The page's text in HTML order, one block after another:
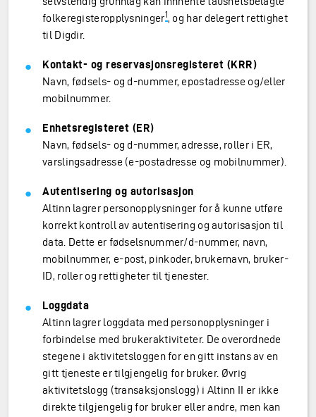
folkeregisteropplysninger1, og har delegert rettighet
til Digdir.
Kontakt- og reservasjonsregisteret (KRR)
Navn, fødsels- og d-nummer, epostadresse og/eller
mobilnummer.
Enhetsregisteret (ER)
Navn, fødsels- og d-nummer, adresse, roller i ER,
varslingsadresse (e-postadresse og mobilnummer).
Autentisering og autorisasjon
Altinn lagrer personopplysninger for å kunne utføre
korrekt kontroll av autentisering og autorisasjon til
data. Dette er fødselsnummer/d-nummer, navn,
mobilnummer, e-post, pinkoder, brukernavn, bruker-
ID, roller og rettigheter til tjenester.
Loggdata
Altinn lagrer loggdata med personopplysninger i
forbindelse med brukeraktiviteter. De overordnede
stegene i aktivitetsloggen for en gitt instans av en
gitt tjeneste er tilgjengelig for bruker. Øvrig
aktivitetslogg (transaksjonslogg) i Altinn II er ikke
direkte tilgjengelig for bruker eller andre, men kan